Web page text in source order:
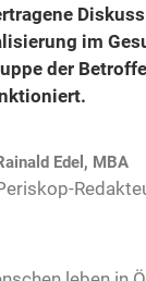
im
der
Edel, MBA